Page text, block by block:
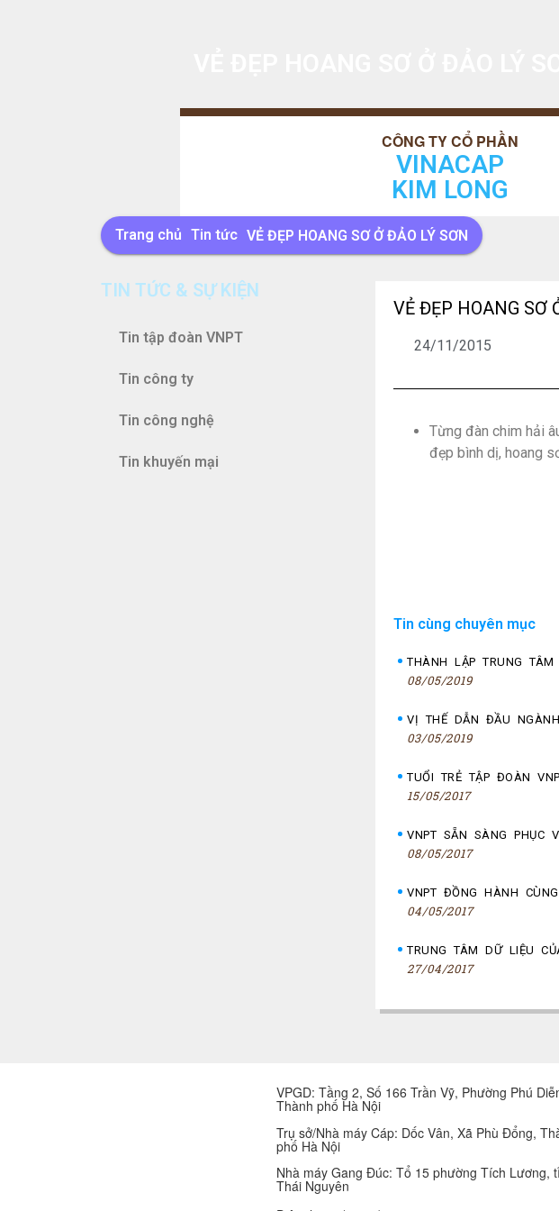
VINACAP
KIM LONG
Trang chủ Tin tức VẺ ĐẸP HOANG SƠ Ở ĐẢO LÝ SƠN
TIN TỨC & SỰ KIỆN
Tin tập đoàn VNPT
Tin công ty
Tin công nghệ
Tin khuyến mại
VẺ ĐẸP HOANG SƠ
24/11/2015
Từng đàn chim hải
đẹp bình dị, hoang
Tin cùng chuyên mục
THÀNH LẬP TRUNG
08/05/2019
VỊ THẾ DẪN ĐẦU
03/05/2019
TUỔI TRẺ TẬP ĐOÀN
15/05/2017
VNPT SẴN SÀNG PHỤC
08/05/2017
VNPT ĐỒNG HÀNH
04/05/2017
TRUNG TÂM DỮ LIỆU
27/04/2017
VPGD: Tầng 2, Số 166 Trần Vỹ, Phường Phú
Thành phố Hà Nội
Trụ sở/Nhà máy Cáp: Dốc Vân, Xã Phù Đổng,
phố Hà Nội
Nhà máy Gang Đúc: Tổ 15 phường Tích Lương,
Thái Nguyên